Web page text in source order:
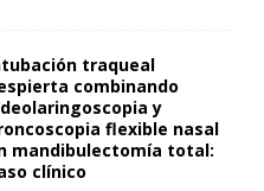
traqueal
combinando
y
flexible nasal
mandibulectomía total:
clínico